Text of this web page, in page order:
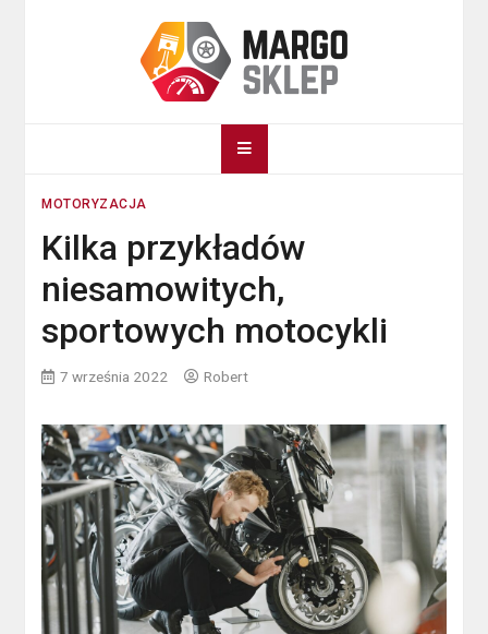
Margosklep.com
MOTORYZACJA
Kilka przykładów
niesamowitych,
sportowych motocykli
7 września 2022 Robert